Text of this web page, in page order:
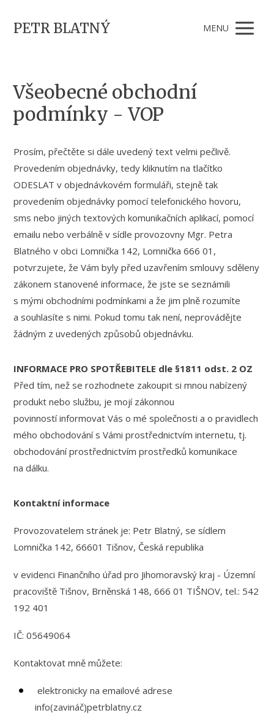
PETR BLATNÝ MENU
Všeobecné obchodní
podmínky - VOP
Prosím, přečtěte si dále uvedený text velmi pečlivě.
Provedením objednávky, tedy kliknutím na tlačítko
ODESLAT v objednávkovém formuláři, stejně tak
provedením objednávky pomocí telefonického hovoru,
sms nebo jiných textových komunikačních aplikací, pomocí
emailu nebo verbálně v sídle provozovny Mgr. Petra
Blatného v obci Lomnička 142, Lomnička 666 01,
potvrzujete, že Vám byly před uzavřením smlouvy sděleny
zákonem stanovené informace, že jste se seznámili
s mými obchodními podmínkami a že jim plně rozumíte
a souhlasíte s nimi. Pokud tomu tak není, neprovádějte
žádným z uvedených způsobů objednávku.
INFORMACE PRO SPOTŘEBITELE dle §1811 odst. 2 OZ
Před tím, než se rozhodnete zakoupit si mnou nabízený
produkt nebo službu, je mojí zákonnou
povinností informovat Vás o mé společnosti a o pravidlech
mého obchodování s Vámi prostřednictvím internetu, tj.
obchodování prostřednictvím prostředků komunikace
na dálku.
Kontaktní informace
Provozovatelem stránek je: Petr Blatný, se sídlem
Lomnička 142, 66601 Tišnov, Česká republika
v evidenci Finančního úřad pro Jihomoravský kraj - Územní
pracoviště Tišnov, Brněnská 148, 666 01 TIŠNOV, tel.: 542
192 401
IČ: 05649064
Kontaktovat mně můžete:
elektronicky na emailové adrese
info(zavináč)petrblatny.cz